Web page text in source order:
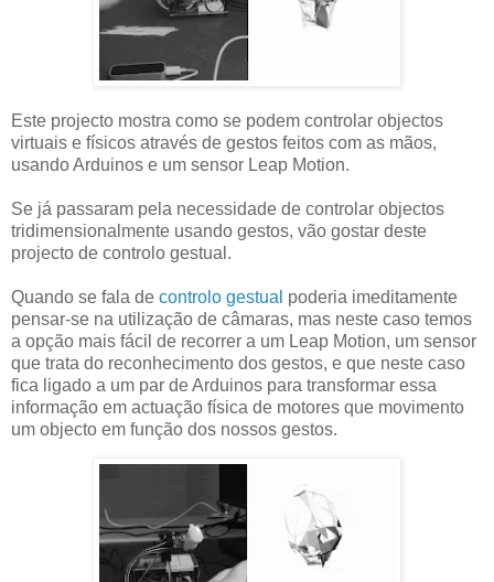
Este projecto mostra como se podem controlar objectos
virtuais e físicos através de gestos feitos com as mãos,
usando Arduinos e um sensor Leap Motion.
Se já passaram pela necessidade de controlar objectos
tridimensionalmente usando gestos, vão gostar deste
projecto de controlo gestual.
Quando se fala de controlo gestual poderia imeditamente
pensar-se na utilização de câmaras, mas neste caso temos
a opção mais fácil de recorrer a um Leap Motion, um sensor
que trata do reconhecimento dos gestos, e que neste caso
fica ligado a um par de Arduinos para transformar essa
informação em actuação física de motores que movimento
um objecto em função dos nossos gestos.